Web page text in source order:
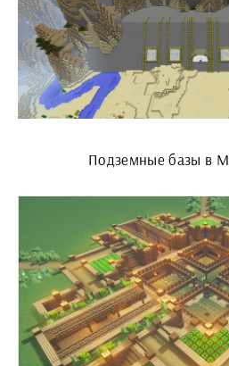
Подземные базы в